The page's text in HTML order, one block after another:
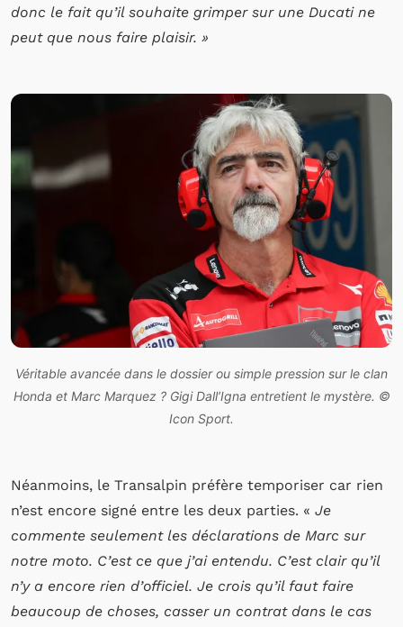
donc le fait qu’il souhaite grimper sur une Ducati ne
peut que nous faire plaisir. »
Véritable avancée dans le dossier ou simple pression sur le clan
Honda et Marc Marquez ? Gigi Dall’Igna entretient le mystère. ©
Icon Sport.
Néanmoins, le Transalpin préfère temporiser car rien
n’est encore signé entre les deux parties. « Je
commente seulement les déclarations de Marc sur
notre moto. C’est ce que j’ai entendu. C’est clair qu’il
n’y a encore rien d’officiel. Je crois qu’il faut faire
beaucoup de choses, casser un contrat dans le cas